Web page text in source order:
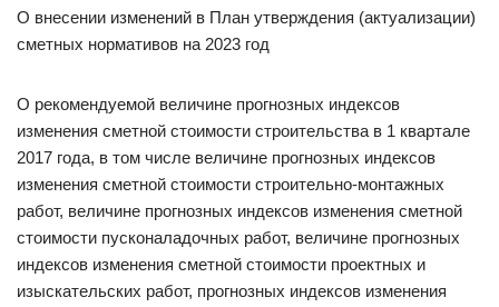
О внесении изменений в План утверждения (актуализации)
сметных нормативов на 2023 год
О рекомендуемой величине прогнозных индексов
изменения сметной стоимости строительства в 1 квартале
2017 года, в том числе величине прогнозных индексов
изменения сметной стоимости строительно-монтажных
работ, величине прогнозных индексов изменения сметной
стоимости пусконаладочных работ, величине прогнозных
индексов изменения сметной стоимости проектных и
изыскательских работ, прогнозных индексов изменения